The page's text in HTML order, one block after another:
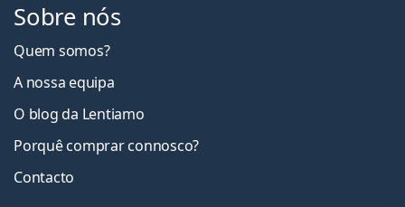
Sobre nós
Quem somos?
A nossa equipa
O blog da Lentiamo
Porquê comprar connosco?
Contacto